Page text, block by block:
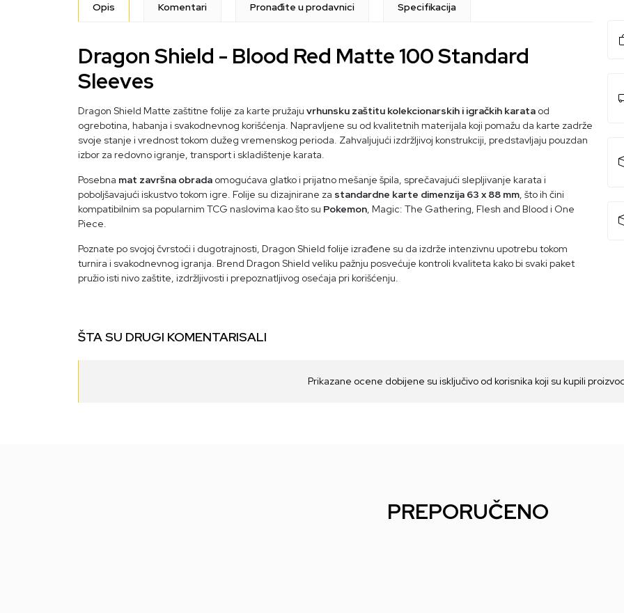
Opis Komentari Pronađite u prodavnici Specifikacija
Dragon Shield - Blood Red Matte 100 Standard
Sleeves
Dragon Shield Matte zaštitne folije za karte pružaju vrhunsku zaštitu kolekcionarskih i igračkih karata od
ogrebotina, habanja i svakodnevnog korišćenja. Napravljene su od kvalitetnih materijala koji pomažu da karte zadrže
svoje stanje i vrednost tokom dužeg vremenskog perioda. Zahvaljujući izdržljivoj konstrukciji, predstavljaju pouzdan
izbor za redovno igranje, transport i skladištenje karata.
Posebna mat završna obrada omogućava glatko i prijatno mešanje špila, sprečavajući slepljivanje karata i
poboljšavajući iskustvo tokom igre. Folije su dizajnirane za standardne karte dimenzija 63 x 88 mm, što ih čini
kompatibilnim sa popularnim TCG naslovima kao što su Pokemon, Magic: The Gathering, Flesh and Blood i One
Piece.
Poznate po svojoj čvrstoći i dugotrajnosti, Dragon Shield folije izrađene su da izdrže intenzivnu upotrebu tokom
turnira i svakodnevnog igranja. Brend Dragon Shield veliku pažnju posvećuje kontroli kvaliteta kako bi svaki paket
pružio isti nivo zaštite, izdržljivosti i prepoznatljivog osećaja pri korišćenju.
ŠTA SU DRUGI KOMENTARISALI
Prikazane ocene dobijene su isključivo od korisnika koji su kupili
PREPORUČENO